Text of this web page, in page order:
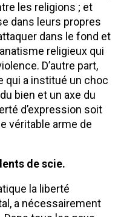
les religions ; et
dans leurs propres
dans le fond et
religieux qui
D’autre part,
qui a institué un choc
bien et un axe du
d’expression soit
véritable arme de
de scie.
la liberté
a nécessairement